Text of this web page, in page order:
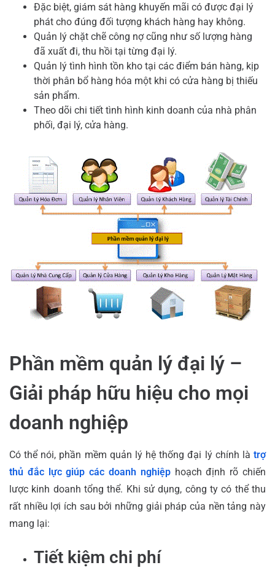
Đặc biệt, giám sát hàng khuyến mãi có được đại lý
phát cho đúng đối tượng khách hàng hay không.
Quản lý chặt chẽ công nợ cũng như số lượng hàng
đã xuất đi, thu hồi tại từng đại lý.
Quản lý tình hình tồn kho tại các điểm bán hàng, kịp
thời phân bổ hàng hóa một khi có cửa hàng bị thiếu
sản phẩm.
Theo dõi chi tiết tình hình kinh doanh của nhà phân
phối, đại lý, cửa hàng.
Phần mềm quản lý đại lý –
Giải pháp hữu hiệu cho mọi
doanh nghiệp
Có thể nói, phần mềm quản lý hệ thống đại lý chính là trợ
thủ đắc lực giúp các doanh nghiệphoạch định rõ chiến
lược kinh doanh tổng thể. Khi sử dụng, công ty có thể thu
rất nhiều lợi ích sau bởi những giải pháp của nền tảng này
mang lại:
Tiết kiệm chi phí